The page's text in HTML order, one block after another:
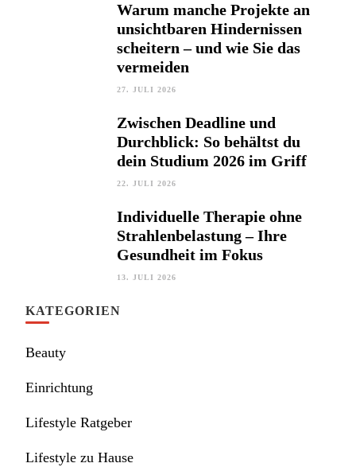
Warum manche Projekte an
unsichtbaren Hindernissen
scheitern – und wie Sie das
vermeiden
27. JULI 2026
Zwischen Deadline und
Durchblick: So behältst du
dein Studium 2026 im Griff
22. JULI 2026
Individuelle Therapie ohne
Strahlenbelastung – Ihre
Gesundheit im Fokus
13. JULI 2026
KATEGORIEN
Beauty
Einrichtung
Lifestyle Ratgeber
Lifestyle zu Hause